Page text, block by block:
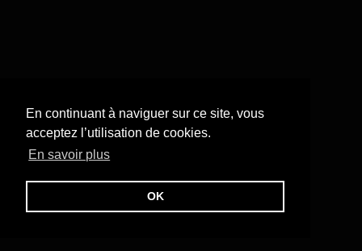
En continuant à naviguer sur ce site, vous
acceptez l’utilisation de cookies.
En savoir plus
OK